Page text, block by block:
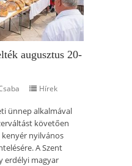
augusztus 20-
Hírek
ünnep alkalmával
követően
nyilvános
A Szent
erdélyi magyar